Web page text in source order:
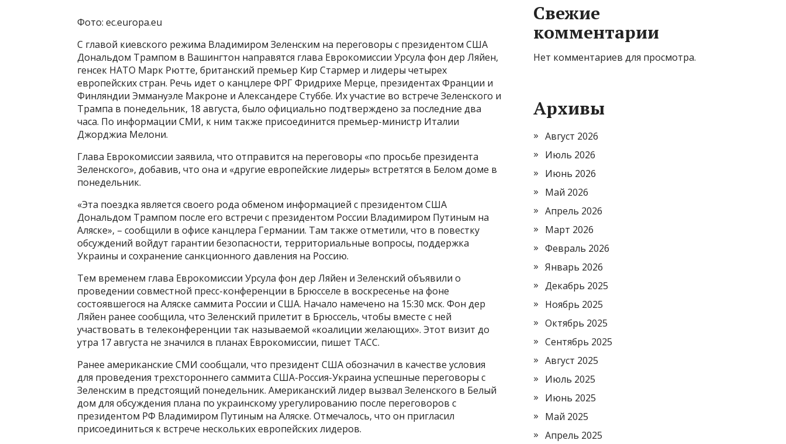
Фото: ec.europa.eu
С главой киевского режима Владимиром Зеленским на переговоры с президентом США
Дональдом Трампом в Вашингтон направятся глава Еврокомиссии Урсула фон дер Ляйен,
генсек НАТО Марк Рютте, британский премьер Кир Стармер и лидеры четырех
европейских стран. Речь идет о канцлере ФРГ Фридрихе Мерце, президентах Франции и
Финляндии Эммануэле Макроне и Александере Стуббе. Их участие во встрече Зеленского и
Трампа в понедельник, 18 августа, было официально подтверждено за последние два
часа. По информации СМИ, к ним также присоединится премьер-министр Италии
Джорджиа Мелони.
Глава Еврокомиссии заявила, что отправится на переговоры «по просьбе президента
Зеленского», добавив, что она и «другие европейские лидеры» встретятся в Белом доме в
понедельник.
«Эта поездка является своего рода обменом информацией с президентом США
Дональдом Трампом после его встречи с президентом России Владимиром Путиным на
Аляске», – сообщили в офисе канцлера Германии. Там также отметили, что в повестку
обсуждений войдут гарантии безопасности, территориальные вопросы, поддержка
Украины и сохранение санкционного давления на Россию.
Тем временем глава Еврокомиссии Урсула фон дер Ляйен и Зеленский объявили о
проведении совместной пресс-конференции в Брюсселе в воскресенье на фоне
состоявшегося на Аляске саммита России и США. Начало намечено на 15:30 мск. Фон дер
Ляйен ранее сообщила, что Зеленский прилетит в Брюссель, чтобы вместе с ней
участвовать в телеконференции так называемой «коалиции желающих». Этот визит до
утра 17 августа не значился в планах Еврокомиссии, пишет ТАСС.
Ранее американские СМИ сообщали, что президент США обозначил в качестве условия
для проведения трехстороннего саммита США-Россия-Украина успешные переговоры с
Зеленским в предстоящий понедельник. Американский лидер вызвал Зеленского в Белый
дом для обсуждения плана по украинскому урегулированию после переговоров с
президентом РФ Владимиром Путиным на Аляске. Отмечалось, что он пригласил
присоединиться к встрече нескольких европейских лидеров.
Свежие
комментарии
Нет комментариев для просмотра.
Архивы
Август 2026
Июль 2026
Июнь 2026
Май 2026
Апрель 2026
Март 2026
Февраль 2026
Январь 2026
Декабрь 2025
Ноябрь 2025
Октябрь 2025
Сентябрь 2025
Август 2025
Июль 2025
Июнь 2025
Май 2025
Апрель 2025